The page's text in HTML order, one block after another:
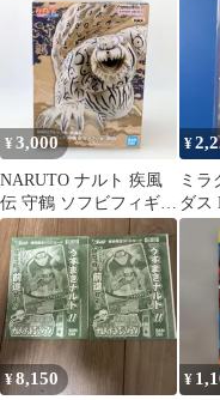
¥3,000
NARUTO ナルト 疾風
伝 守鶴 ソフビフィギュ
ア
¥
ミラ
ダス
サス
¥8,150 ¥